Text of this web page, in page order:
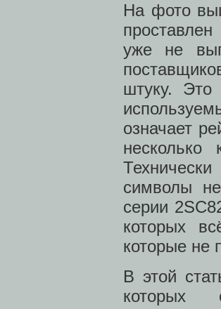
На фото
уже не
штуку. Это
означает
символы
серии
которых
которые не
В этой
которых